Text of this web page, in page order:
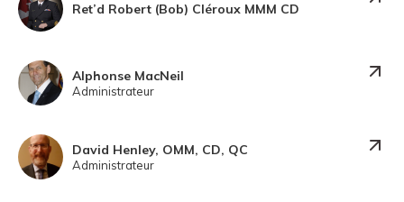
Ret’d Robert (Bob) Cléroux MMM CD
Alphonse MacNeil
Administrateur
David Henley, OMM, CD, QC
Administrateur